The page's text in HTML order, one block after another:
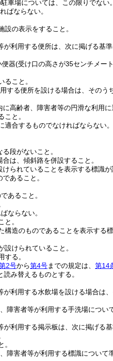
車場については、この限りでない。
ばならない。
の表示をすること。
利用する便所は、次に掲げる基
便器(受け口の高さが35センチメー
こと。
する便所を設ける場合は、そのう
に高齢者、障害者等の円滑な利用
と。
合するものでなければならない。
段がないこと。
は、傾斜路を併設すること。
られていることを表示する標識が
あること。
あること。
ならない。
。
造のものであることを表示する
けられていること。
する。
2号から第4号までの規定は、 第14
み替えるものとする。
利用する水飲場を設ける場合は
害者等が利用する手洗場につい
利用する掲示板は、次に掲げる
障害者等が利用する標識について